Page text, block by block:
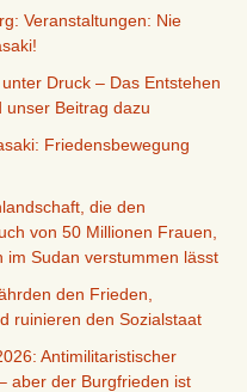
Veranstaltungen: Nie
Druck – Das Entstehen
unser Beitrag dazu
Friedensbewegung
die den
von 50 Millionen Frauen,
im Sudan verstummen lässt
den Frieden,
ruinieren den Sozialstaat
Antimilitaristischer
aber der Burgfrieden ist